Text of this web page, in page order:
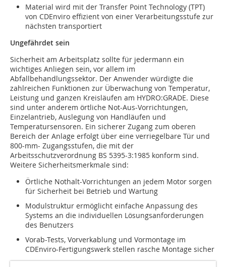
Material wird mit der Transfer Point Technology (TPT)
von CDEnviro effizient von einer Verarbeitungsstufe zur
nächsten transportiert
Ungefährdet sein
Sicherheit am Arbeitsplatz sollte für jedermann ein
wichtiges Anliegen sein, vor allem im
Abfallbehandlungssektor. Der Anwender würdigte die
zahlreichen Funktionen zur Überwachung von Temperatur,
Leistung und ganzen Kreisläufen am HYDRO:GRADE. Diese
sind unter anderem örtliche Not-Aus-Vorrichtungen,
Einzelantrieb, Auslegung von Handläufen und
Temperatursensoren. Ein sicherer Zugang zum oberen
Bereich der Anlage erfolgt über eine verriegelbare Tür und
800-mm- Zugangsstufen, die mit der
Arbeitsschutzverordnung BS 5395-3:1985 konform sind.
Weitere Sicherheitsmerkmale sind:
Örtliche Nothalt-Vorrichtungen an jedem Motor sorgen
für Sicherheit bei Betrieb und Wartung
Modulstruktur ermöglicht einfache Anpassung des
Systems an die individuellen Lösungsanforderungen
des Benutzers
Vorab-Tests, Vorverkablung und Vormontage im
CDEnviro-Fertigungswerk stellen rasche Montage sicher